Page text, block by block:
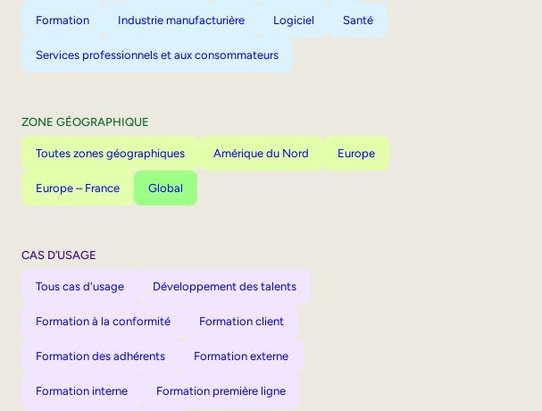
Formation Industrie manufacturière Logiciel Santé
Services professionnels et aux consommateurs
ZONE GÉOGRAPHIQUE
Toutes zones géographiques Amérique du Nord Europe
Europe – France Global
CAS D’USAGE
Tous cas d'usage Développement des talents
Formation à la conformité Formation client
Formation des adhérents Formation externe
Formation interne Formation première ligne